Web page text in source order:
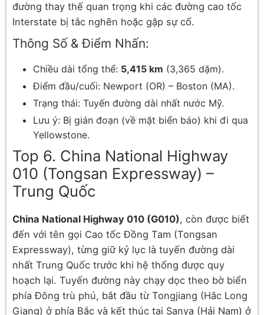
đường thay thế quan trọng khi các đường cao tốc
Interstate bị tắc nghẽn hoặc gặp sự cố.
Thông Số & Điểm Nhấn:
Chiều dài tổng thể: 5,415 km (3,365 dặm).
Điểm đầu/cuối: Newport (OR) – Boston (MA).
Trạng thái: Tuyến đường dài nhất nước Mỹ.
Lưu ý: Bị gián đoạn (về mặt biển báo) khi đi qua
Yellowstone.
Top 6. China National Highway
010 (Tongsan Expressway) –
Trung Quốc
China National Highway 010 (G010), còn được biết
đến với tên gọi Cao tốc Đồng Tam (Tongsan
Expressway), từng giữ kỷ lục là tuyến đường dài
nhất Trung Quốc trước khi hệ thống được quy
hoạch lại. Tuyến đường này chạy dọc theo bờ biển
phía Đông trù phú, bắt đầu từ Tongjiang (Hắc Long
Giang) ở phía Bắc và kết thúc tại Sanya (Hải Nam) ở